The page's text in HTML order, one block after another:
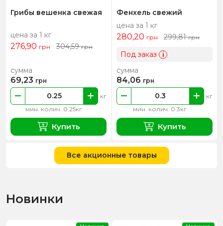
Грибы вешенка свежая
цена за 1 кг
276,90 грн 304,59грн
мин. колич. 0.25кг
кг
сумма
69,23 грн
Купить
Фенхель свежий
цена за 1 кг
280,20 грн 299,81грн
Под заказ i
мин. колич. 0.3кг
кг
сумма
84,06 грн
Купить
Все акционные товары
Новинки